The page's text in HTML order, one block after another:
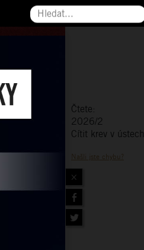
Hledat...
Čtete:
2026/2
Cítit krev v ústech
Našli jste chybu?
×